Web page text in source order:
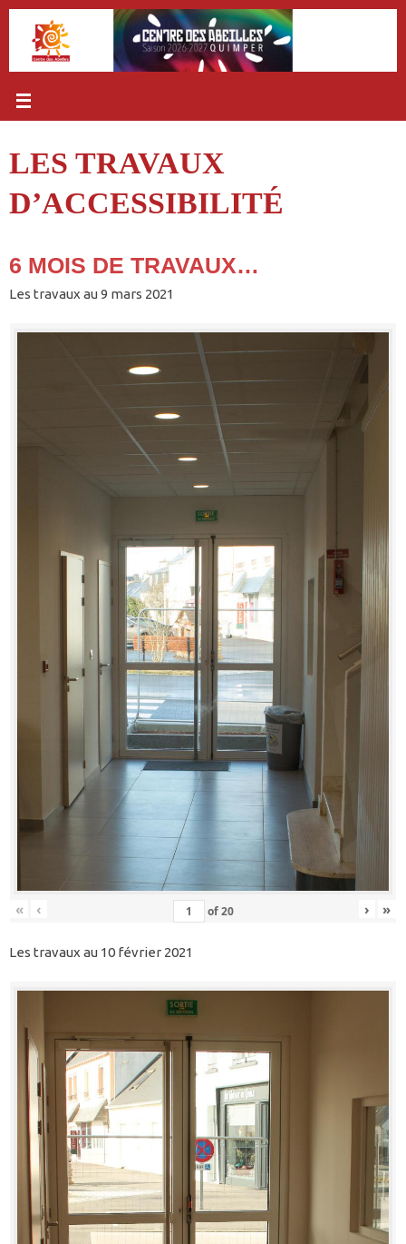
Passer
contenu
LES TRAVAUX
D’ACCESSIBILITÉ
6 MOIS DE TRAVAUX…
Les travaux au 9 mars 2021
« ‹ of20 › »
Les travaux au 10 février 2021